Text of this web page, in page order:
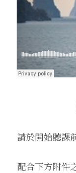
請於開始聽課
配合下方附件